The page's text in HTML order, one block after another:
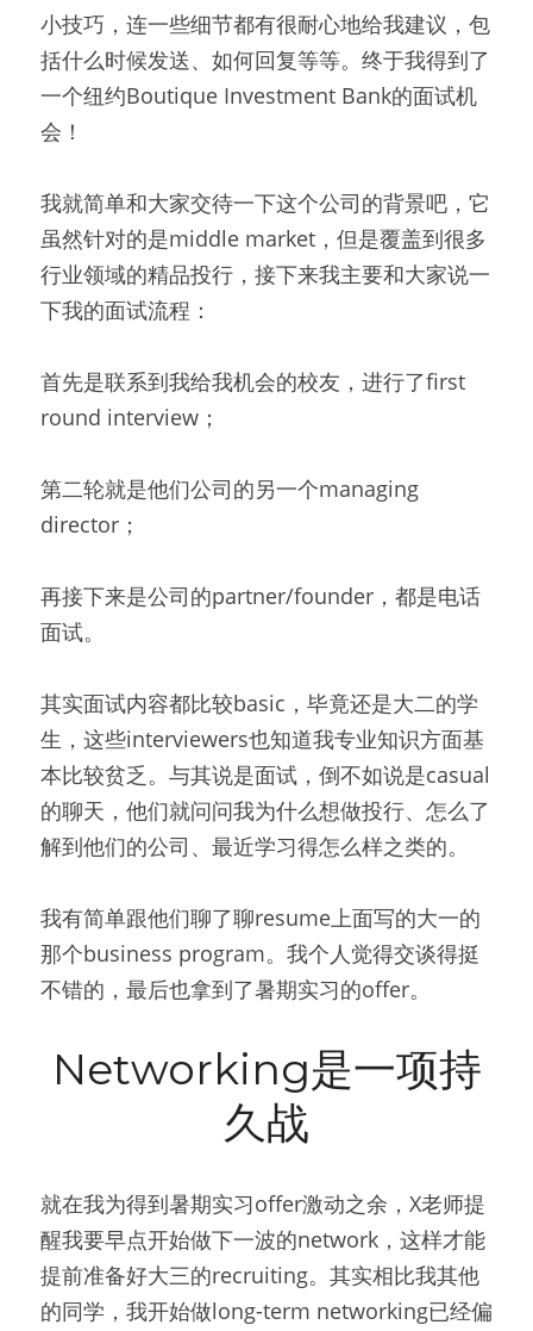
小技巧，连一些细节都有很耐心地给我建议，包
括什么时候发送、如何回复等等。终于我得到了
一个纽约Boutique Investment Bank的面试机
会！
我就简单和大家交待一下这个公司的背景吧，它
虽然针对的是middle market，但是覆盖到很多
行业领域的精品投行，接下来我主要和大家说一
下我的面试流程：
首先是联系到我给我机会的校友，进行了first
round interview；
第二轮就是他们公司的另一个managing
director；
再接下来是公司的partner/founder，都是电话
面试。
其实面试内容都比较basic，毕竟还是大二的学
生，这些interviewers也知道我专业知识方面基
本比较贫乏。与其说是面试，倒不如说是casual
的聊天，他们就问问我为什么想做投行、怎么了
解到他们的公司、最近学习得怎么样之类的。
我有简单跟他们聊了聊resume上面写的大一的
那个business program。我个人觉得交谈得挺
不错的，最后也拿到了暑期实习的offer。
Networking是一项持
久战
就在我为得到暑期实习offer激动之余，X老师提
醒我要早点开始做下一波的network，这样才能
提前准备好大三的recruiting。其实相比我其他
的同学，我开始做long-term networking已经偏